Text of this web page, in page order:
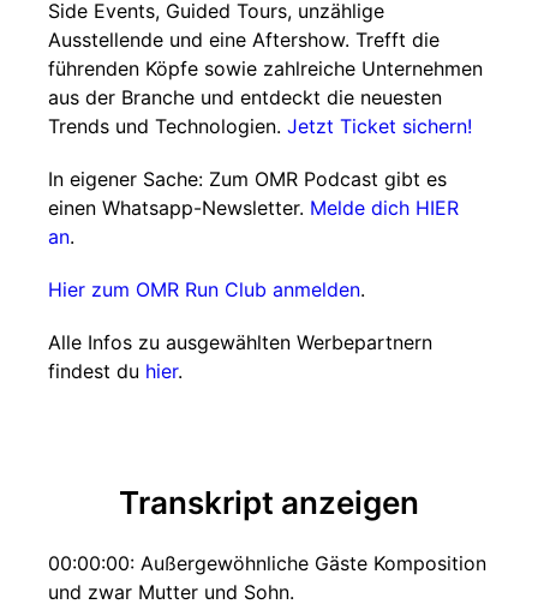
Side Events, Guided Tours, unzählige
Ausstellende und eine Aftershow. Trefft die
führenden Köpfe sowie zahlreiche Unternehmen
aus der Branche und entdeckt die neuesten
Trends und Technologien. Jetzt Ticket sichern!
In eigener Sache: Zum OMR Podcast gibt es
einen Whatsapp-Newsletter. Melde dich HIER
an.
Hier zum OMR Run Club anmelden.
Alle Infos zu ausgewählten Werbepartnern
findest du hier.
Transkript anzeigen
00:00:00: Außergewöhnliche Gäste Komposition
und zwar Mutter und Sohn.